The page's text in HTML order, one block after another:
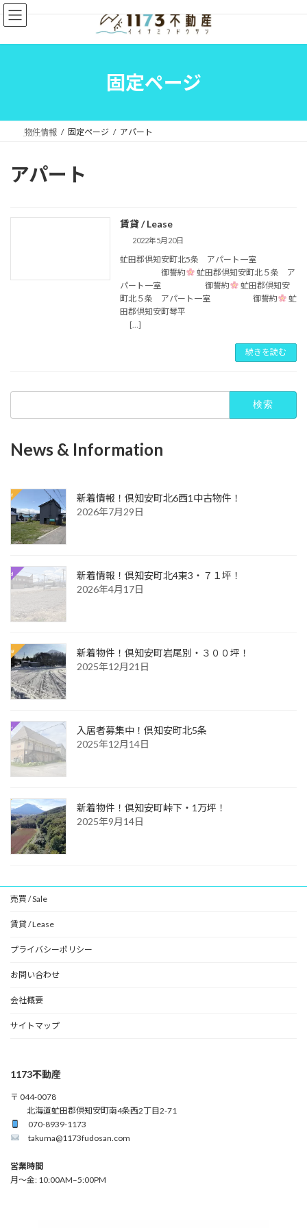
コ
ン
ン
ナ
ビ
ー
固定ページ
物件情報 固定ページ アパート
アパート
賃貸 / Lease
2022年5月20日
虻田郡倶知安町北5条 アパート一室
御誓約
虻田郡倶知安町北５条 ア
パート一室 御誓約
虻田郡倶知安
町北５条 アパート一室 御誓約
虻
田郡倶知安町琴平
[…]
続きを読む
News & Information
新着情報！倶知安町北6西1中古物件！
2026年7月29日
新着情報！倶知安町北4東3・７１坪！
2026年4月17日
新着物件！倶知安町岩尾別・３００坪！
2025年12月21日
入居者募集中！倶知安町北5条
2025年12月14日
新着物件！倶知安町峠下・1万坪！
2025年9月14日
売買 / Sale
賃貸 / Lease
プライバシーポリシー
お問い合わせ
会社概要
サイトマップ
1173不動産
〒 044-0078
北海道虻田郡倶知安町南4条西2丁目2-71
070-8939-1173
takuma@1173fudosan.com
営業時間
月〜金: 10:00AM–5:00PM